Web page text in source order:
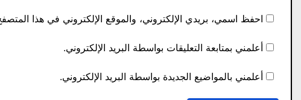
احفظ اسمي، بريدي الإلكتروني، والموقع الإلكتروني في هذا
أعلمني بمتابعة التعليقات بواسطة البريد الإلكتروني.
أعلمني بالمواضيع الجديدة بواسطة البريد الإلكتروني.